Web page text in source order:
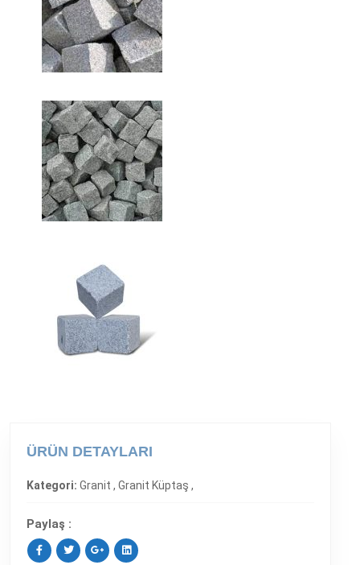
ÜRÜN DETAYLARI
Kategori: Granit , Granit Küptaş ,
Paylaş :